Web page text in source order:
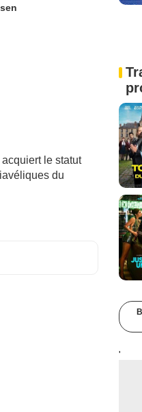
le statut
du
'